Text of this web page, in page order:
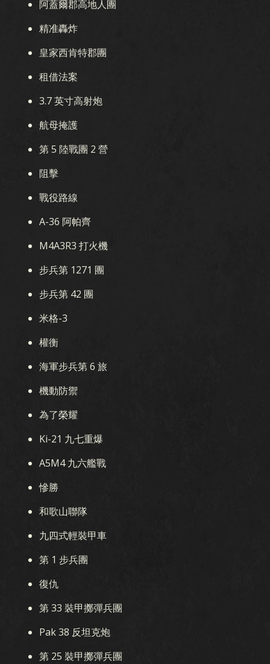
阿蓋爾郡高地人團
精准轟炸
皇家西肯特郡團
租借法案
3.7 英寸高射炮
航母掩護
第 5 陸戰團 2 營
阻擊
戰役路線
A-36 阿帕齊
M4A3R3 打火機
步兵第 1271 團
步兵第 42 團
米格-3
權衡
海軍步兵第 6 旅
機動防禦
為了榮耀
Ki-21 九七重爆
A5M4 九六艦戰
慘勝
和歌山聯隊
九四式輕裝甲車
第 1 步兵團
復仇
第 33 裝甲擲彈兵團
Pak 38 反坦克炮
第 25 裝甲擲彈兵團